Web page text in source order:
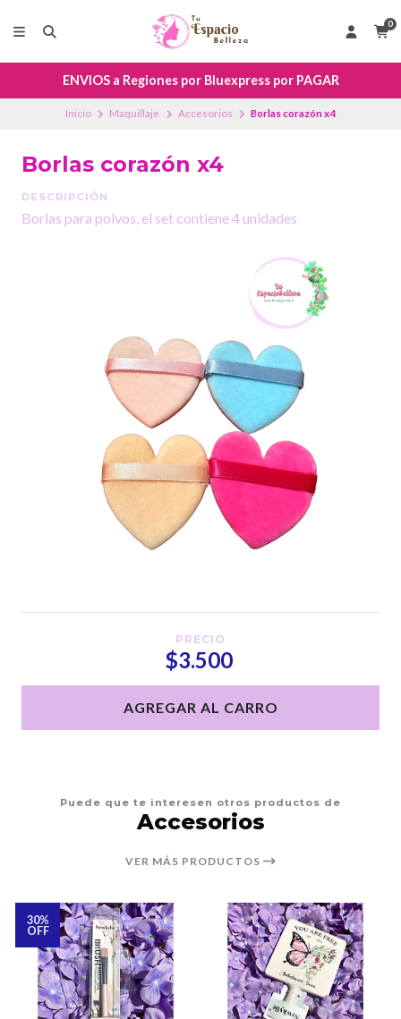
0
ENVIOS a Regiones por Bluexpress por PAGAR
Inicio Maquillaje Accesorios Borlas corazón x4
Borlas corazón x4
DESCRIPCIÓN
Borlas para polvos, el set contiene 4 unidades
PRECIO
$3.500
AGREGAR AL CARRO
Puede que te interesen otros productos de
Accesorios
VER MÁS PRODUCTOS
30%
OFF